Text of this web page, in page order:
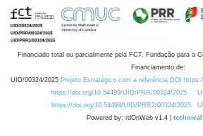
Financiado total ou parcialmente pela FCT, Fundação para a
Financiamento de:
UID/00324/2025 Projeto Estratégico com a referência DOI
https://doi.org/10.54499/UID/PRR/00324/2025
https://doi.org/10.54499/UID/PRR2/00324/2025
Powered by: rdOnWeb v1.4 |